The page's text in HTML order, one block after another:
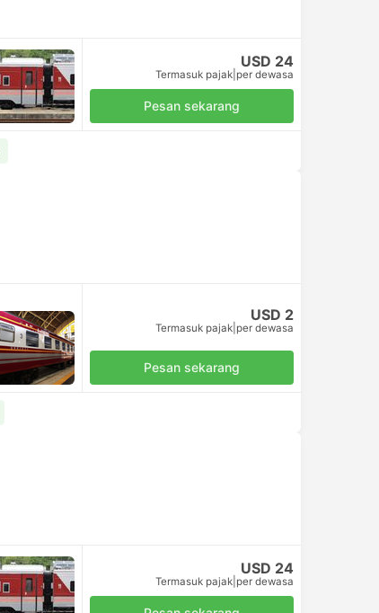
USD 24
Termasuk pajak per dewasa
Pesan sekarang
USD 2
Termasuk pajak per dewasa
Pesan sekarang
USD 24
Termasuk pajak per dewasa